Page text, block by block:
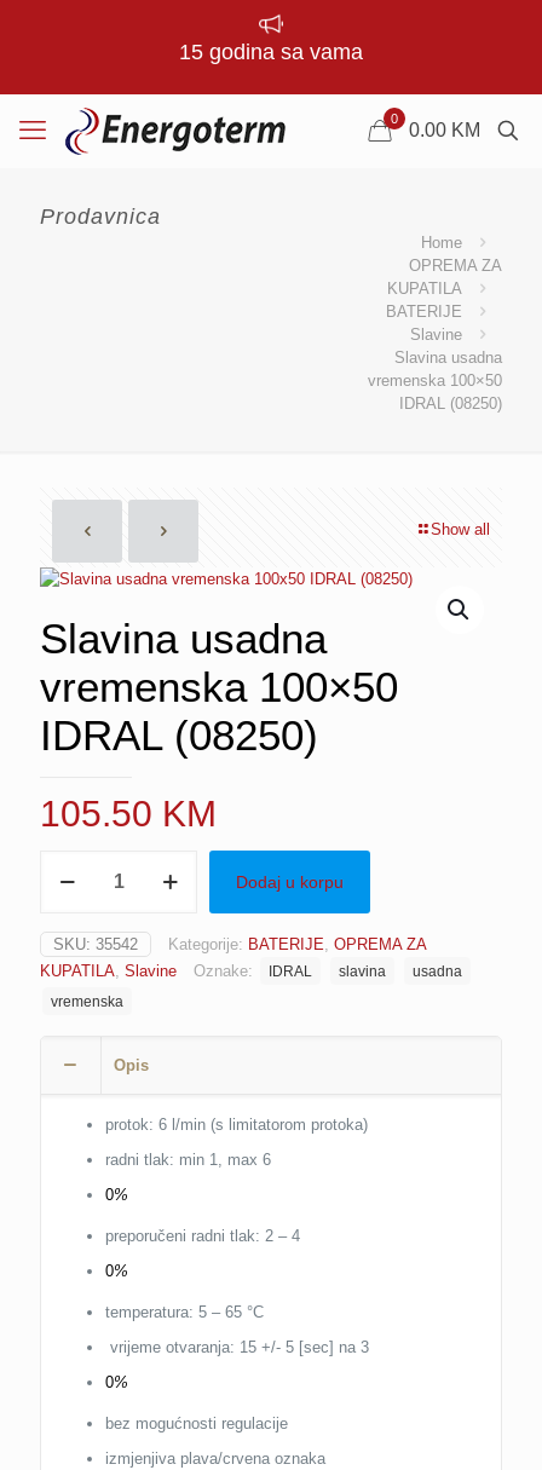
15 godina sa vama
0
0.00 KM
Prodavnica
Home
OPREMA ZA
KUPATILA
BATERIJE
Slavine
Slavina usadna
vremenska 100×50
IDRAL (08250)
Show all
Slavina usadna
vremenska 100×50
IDRAL (08250)
105.50 KM
usadna
100x50
IDRAL
(08250)
količina
Dodaj u korpu
SKU: 35542 Kategorije: BATERIJE, OPREMA ZA
KUPATILA, Slavine Oznake: IDRAL slavina
usadna
vremenska
Opis
protok: 6 l/min (s limitatorom protoka)
radni tlak: min 1, max 6
0%
preporučeni radni tlak: 2 – 4
0%
temperatura: 5 – 65 °C
vrijeme otvaranja: 15 +/- 5 [sec] na 3
0%
bez mogućnosti regulacije
izmjenjiva plava/crvena oznaka